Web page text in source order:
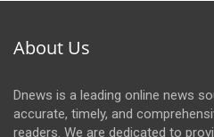
About Us
Dnews is a leading online news
accurate, timely, and
readers. We are dedicated to